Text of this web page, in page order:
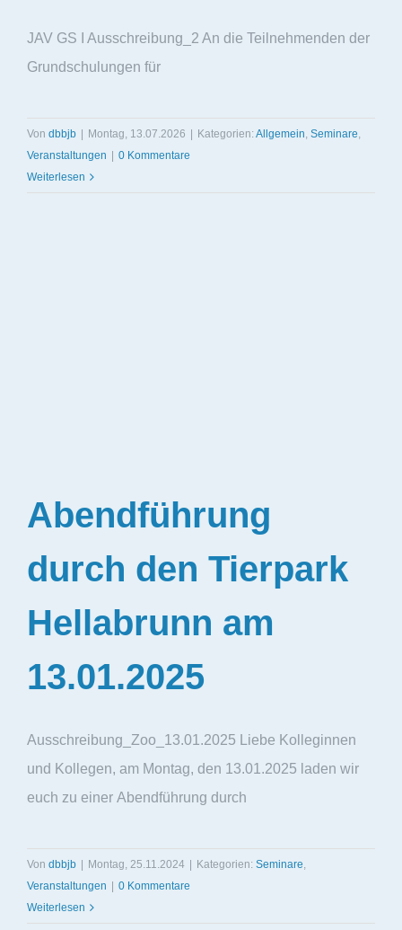
JAV GS I Ausschreibung_2 An die Teilnehmenden der
Grundschulungen für
Von dbbjb Montag, 13.07.2026 Kategorien: Allgemein, Seminare,
Veranstaltungen
0 Kommentare
Weiterlesen
Abendführung
durch den Tierpark
Hellabrunn am
13.01.2025
Ausschreibung_Zoo_13.01.2025 Liebe Kolleginnen
und Kollegen, am Montag, den 13.01.2025 laden wir
euch zu einer Abendführung durch
Von dbbjb Montag, 25.11.2024 Kategorien: Seminare,
Veranstaltungen
0 Kommentare
Weiterlesen